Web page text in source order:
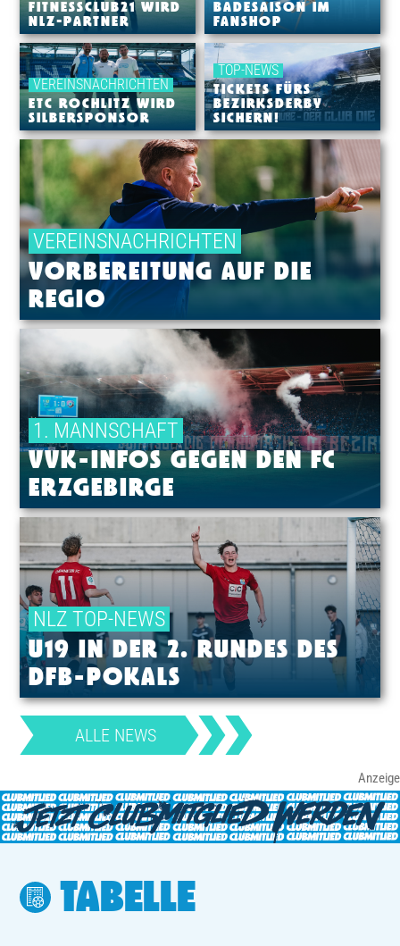
FITNESSCLUB21 WIRD
NLZ-PARTNER
BADESAISON IM
FANSHOP
VEREINSNACHRICHTEN
ETC ROCHLITZ WIRD
SILBERSPONSOR
TOP-NEWS
TICKETS FÜRS
BEZIRKSDERBY
SICHERN!
VEREINSNACHRICHTEN
VORBEREITUNG AUF DIE
REGIO
1. MANNSCHAFT
VVK-INFOS GEGEN DEN FC
ERZGEBIRGE
NLZ TOP-NEWS
U19 IN DER 2. RUNDES DES
DFB-POKALS
ALLE NEWS
TABELLE